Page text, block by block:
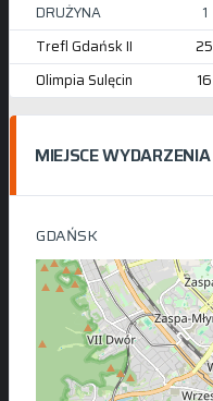
DRUŻYNA 1
Trefl Gdańsk II
25
Olimpia Sulęcin
16
MIEJSCE WYDARZENIA
GDAŃSK